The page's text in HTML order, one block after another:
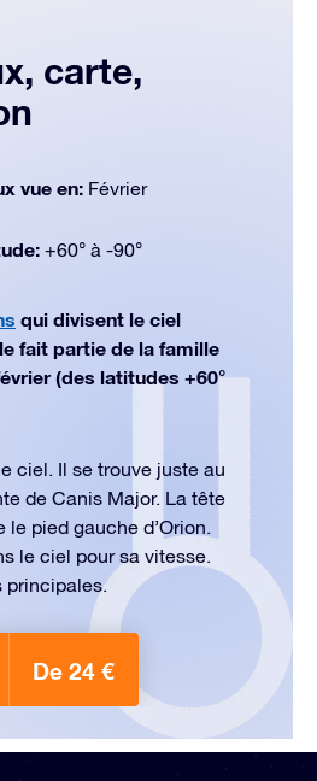
carte,
vue en: Février
+60° à -90°
qui divisent le ciel
fait partie de la famille
(des latitudes +60°
ciel. Il se trouve juste au
de Canis Major. La tête
pied gauche d’Orion.
le ciel pour sa vitesse.
principales.
De 24 €